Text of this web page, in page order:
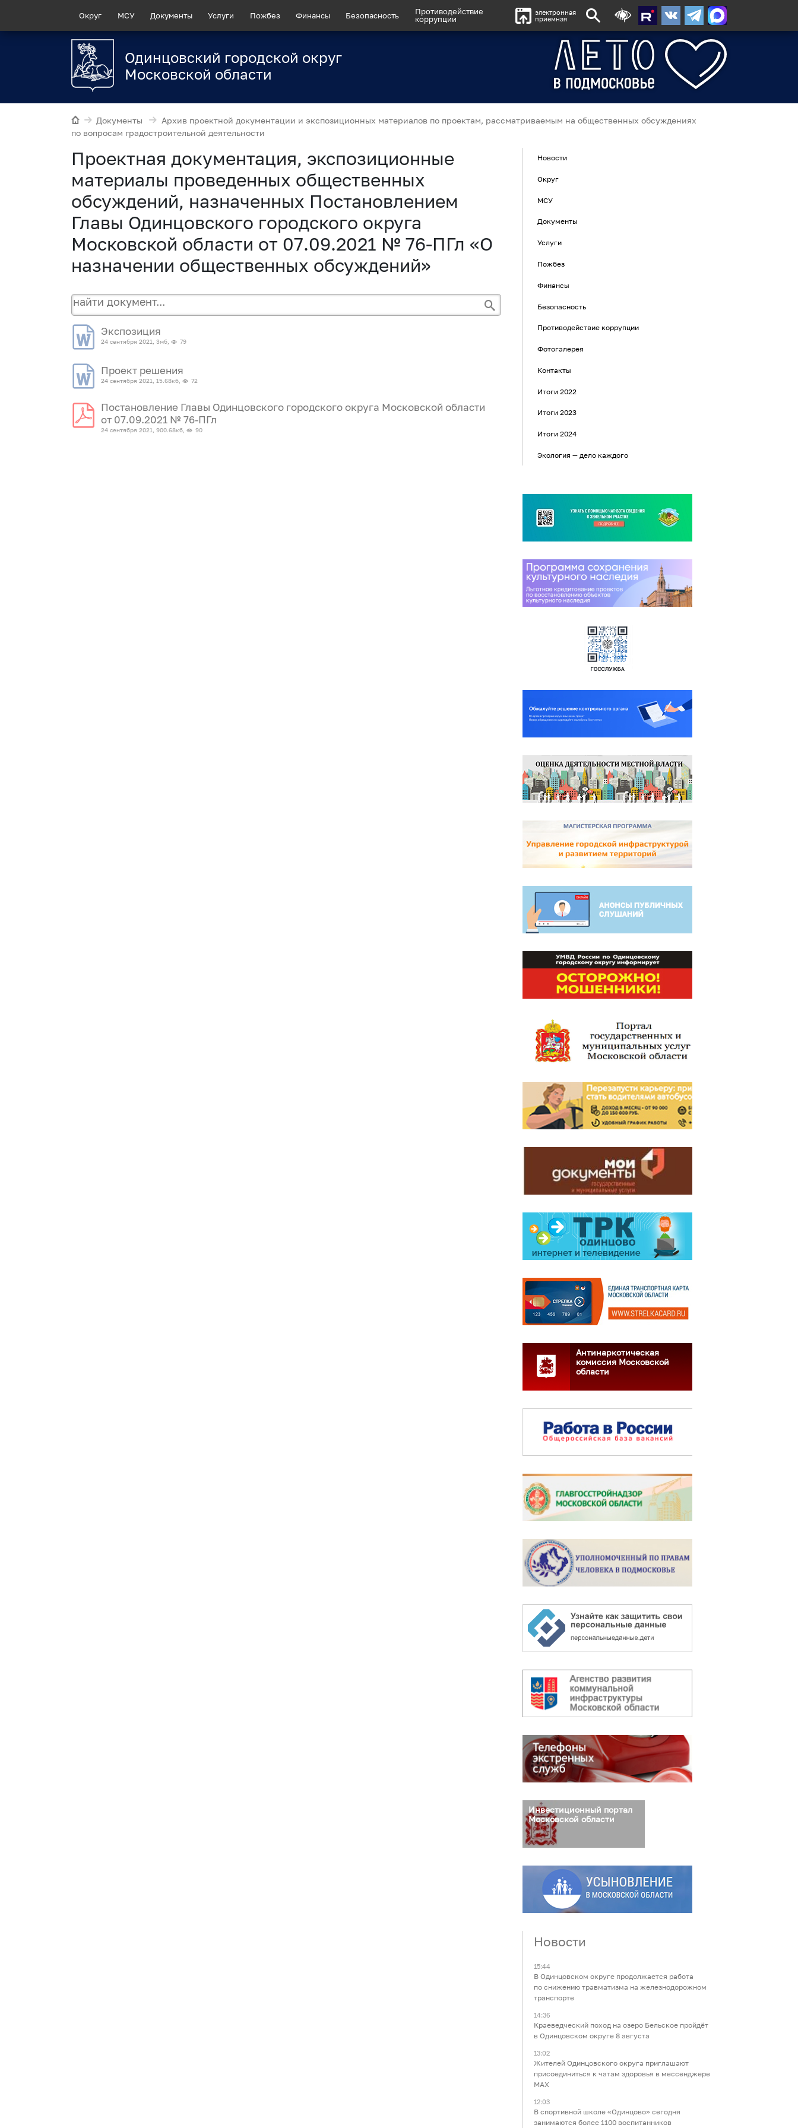
Округ МСУ Документы Услуги Пожбез Финансы Безопасность
Противодействие
коррупции
электронная
приемная
Одинцовский городской округ
Московской области
Документы
Архив проектной документации и экспозиционных материалов по проектам, рассматриваемым на общественных обсуждениях
по вопросам градостроительной деятельности
Проектная документация, экспозиционные
материалы проведенных общественных
обсуждений, назначенных Постановлением
Главы Одинцовского городского округа
Московской области от 07.09.2021 № 76-ПГл «О
назначении общественных обсуждений»
Экспозиция
24 сентября 2021, 3мб, 79
Проект решения
24 сентября 2021, 15.68кб, 72
Постановление Главы Одинцовского городского округа Московской области
от 07.09.2021 № 76-ПГл
24 сентября 2021, 900.68кб, 90
Новости
Округ
МСУ
Документы
Услуги
Пожбез
Финансы
Безопасность
Противодействие коррупции
Фотогалерея
Контакты
Итоги 2022
Итоги 2023
Итоги 2024
Экология — дело каждого
Антинаркотическая
комиссия Московской
области
Инвестиционный портал
Московской области
Новости
15:44
В Одинцовском округе продолжается работа
по снижению травматизма на железнодорожном
транспорте
14:36
Краеведческий поход на озеро Бельское пройдёт
в Одинцовском округе 8 августа
13:02
Жителей Одинцовского округа приглашают
присоединиться к чатам здоровья в мессенджере
МАХ
12:03
В спортивной школе «Одинцово» сегодня
занимаются более 1100 воспитанников